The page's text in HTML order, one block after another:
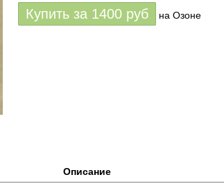
Купить за 1400 руб на Озоне
Описание